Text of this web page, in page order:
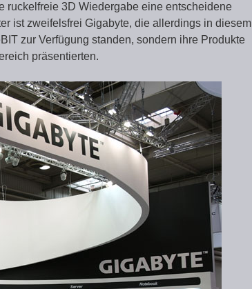
ruckelfreie 3D Wiedergabe eine entscheidene
ist zweifelsfrei Gigabyte, die allerdings in diesem
zur Verfügung standen, sondern ihre Produkte
präsentierten.